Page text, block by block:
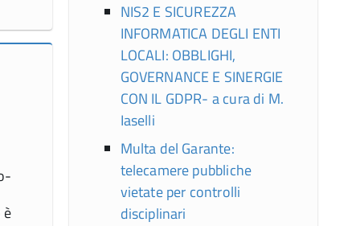
NIS2 E SICUREZZA
INFORMATICA DEGLI ENTI
LOCALI: OBBLIGHI,
GOVERNANCE E SINERGIE
CON IL GDPR- a cura di M.
Iaselli
Multa del Garante:
telecamere pubbliche
vietate per controlli
disciplinari